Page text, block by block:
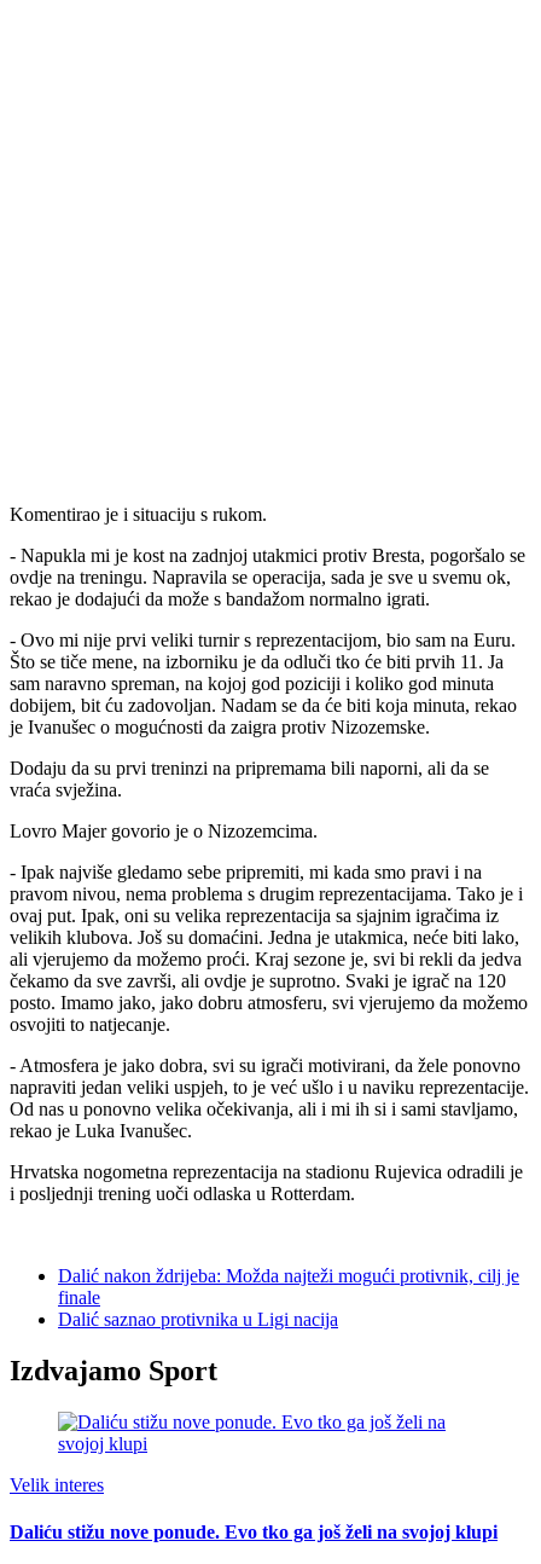
Komentirao je i situaciju s rukom.
- Napukla mi je kost na zadnjoj utakmici protiv Bresta, pogoršalo se
ovdje na treningu. Napravila se operacija, sada je sve u svemu ok,
rekao je dodajući da može s bandažom normalno igrati.
- Ovo mi nije prvi veliki turnir s reprezentacijom, bio sam na Euru.
Što se tiče mene, na izborniku je da odluči tko će biti prvih 11. Ja
sam naravno spreman, na kojoj god poziciji i koliko god minuta
dobijem, bit ću zadovoljan. Nadam se da će biti koja minuta, rekao
je Ivanušec o mogućnosti da zaigra protiv Nizozemske.
Dodaju da su prvi treninzi na pripremama bili naporni, ali da se
vraća svježina.
Lovro Majer govorio je o Nizozemcima.
- Ipak najviše gledamo sebe pripremiti, mi kada smo pravi i na
pravom nivou, nema problema s drugim reprezentacijama. Tako je i
ovaj put. Ipak, oni su velika reprezentacija sa sjajnim igračima iz
velikih klubova. Još su domaćini. Jedna je utakmica, neće biti lako,
ali vjerujemo da možemo proći. Kraj sezone je, svi bi rekli da jedva
čekamo da sve završi, ali ovdje je suprotno. Svaki je igrač na 120
posto. Imamo jako, jako dobru atmosferu, svi vjerujemo da možemo
osvojiti to natjecanje.
- Atmosfera je jako dobra, svi su igrači motivirani, da žele ponovno
napraviti jedan veliki uspjeh, to je već ušlo i u naviku reprezentacije.
Od nas u ponovno velika očekivanja, ali i mi ih si i sami stavljamo,
rekao je Luka Ivanušec.
Hrvatska nogometna reprezentacija na stadionu Rujevica odradili je
i posljednji trening uoči odlaska u Rotterdam.
Dalić nakon ždrijeba: Možda najteži mogući protivnik, cilj je
finale
Dalić saznao protivnika u Ligi nacija
Izdvajamo Sport
Velik interes
Daliću stižu nove ponude. Evo tko ga još želi na svojoj klupi